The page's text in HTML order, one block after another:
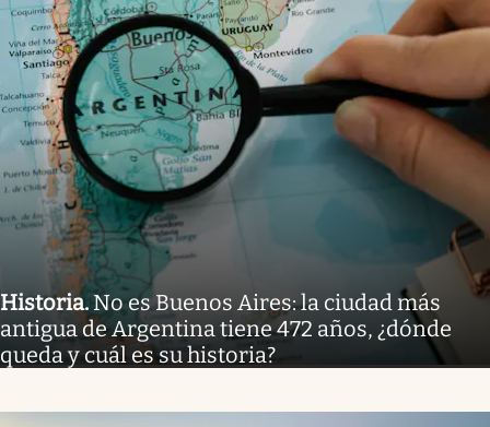
Historia. No es Buenos Aires: la ciudad más
antigua de Argentina tiene 472 años, ¿dónde
queda y cuál es su historia?